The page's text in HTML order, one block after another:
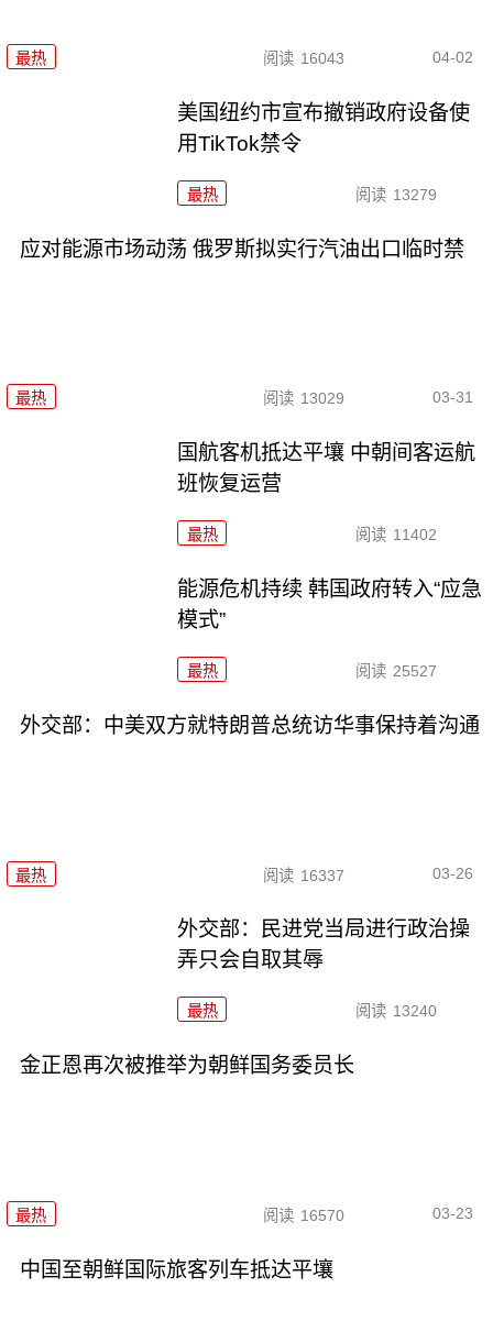
最热 阅读 16043 04-02
美国纽约市宣布撤销政府设备使
用TikTok禁令
最热 阅读 13279
应对能源市场动荡 俄罗斯拟实行汽油出口临时禁
最热 阅读 13029 03-31
国航客机抵达平壤 中朝间客运航
班恢复运营
最热 阅读 11402
能源危机持续 韩国政府转入“应急
模式”
最热 阅读 25527
外交部：中美双方就特朗普总统访华事保持着沟通
最热 阅读 16337 03-26
外交部：民进党当局进行政治操
弄只会自取其辱
最热 阅读 13240
金正恩再次被推举为朝鲜国务委员长
最热 阅读 16570 03-23
中国至朝鲜国际旅客列车抵达平壤